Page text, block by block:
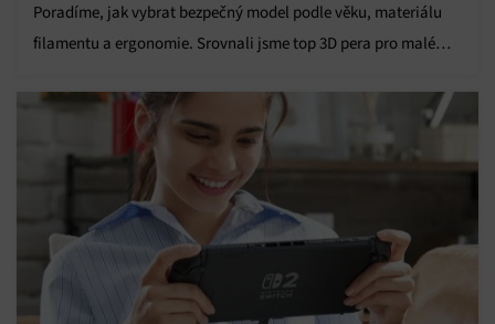
informací.
zobrazování reklamy a obsahu, Ukládání a sdělování
voleb ochrany osobních údajů.
Vždy aktivní
Poradíme, jak vybrat bezpečný model podle věku, materiálu
filamentu a ergonomie. Srovnali jsme top 3D pera pro malé